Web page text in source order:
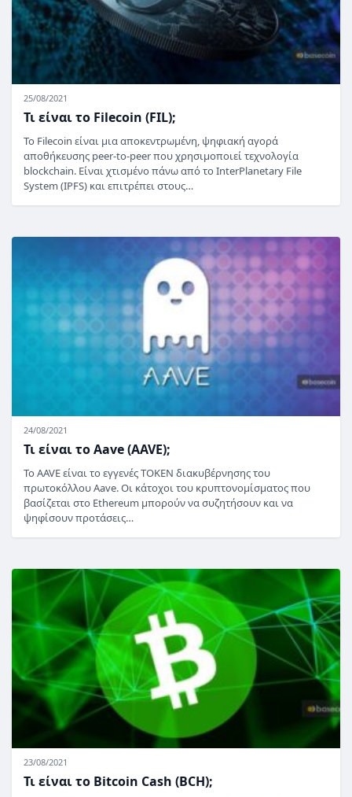
25/08/2021
Τι είναι το Filecoin (FIL);
Το Filecoin είναι μια αποκεντρωμένη, ψηφιακή αγορά
αποθήκευσης peer-to-peer που χρησιμοποιεί τεχνολογία
blockchain. Είναι χτισμένο πάνω από το InterPlanetary File
System (IPFS) και επιτρέπει στους…
24/08/2021
Τι είναι το Aave (AAVE);
Το AAVE είναι το εγγενές TOKEN διακυβέρνησης του
πρωτοκόλλου Aave. Οι κάτοχοι του κρυπτονομίσματος που
βασίζεται στο Ethereum μπορούν να συζητήσουν και να
ψηφίσουν προτάσεις…
23/08/2021
Τι είναι το Bitcoin Cash (BCH);